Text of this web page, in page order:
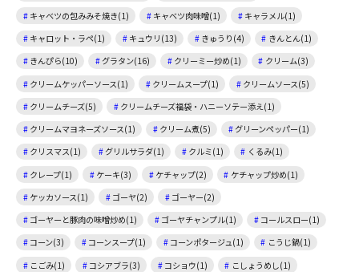
キャベツの包みみそ焼き(1)
キャベツ肉味噌(1)
キャラメル(1)
キャロット・ラペ(1)
キュウリ(13) きゅうり(4)
きんとん(1)
きんぴら(10)
グラタン(16) クリーミー炒め(1)
クリーム(3)
クリームケッパーソース(1)
クリームスープ(1)
クリームソース(5)
クリームチーズ(5)
クリームチーズ福袋・ハニーソテー添え(1)
クリームマヨネーズソース(1)
クリーム煮(5)
グリーンペッパー(1)
クリスマス(1)
グリルサラダ(1) クルミ(1)
くるみ(1)
クレープ(1)
ケーキ(3) ケチャップ(2)
ケチャップ炒め(1)
ケッカソース(1)
ゴーヤ(2)
ゴーヤー(2)
ゴーヤーと豚肉の味噌炒め(1)
ゴーヤチャンプル(1)
コールスロー(1)
コーン(3)
コーンスープ(1) コーンポタージュ(1)
こうじ鍋(1)
こごみ(1)
コシアブラ(3) コショウ(1)
こしょうめし(1)